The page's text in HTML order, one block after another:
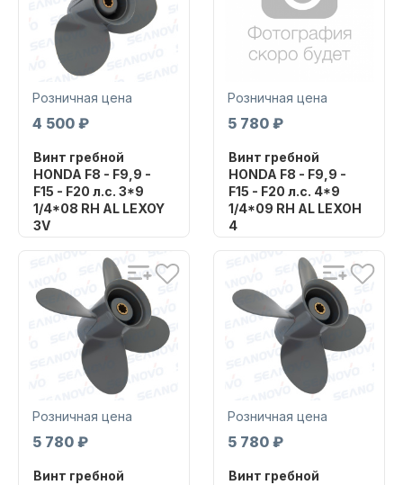
Автохолодильник KYODA
Дистанционное управление
Уникальный
номер
HA-093-10YV
Уникальный
номер
HA-093-09YV
Розничная цена
4 500 ₽
Винт гребной
HONDA F8 - F9,9 -
F15 - F20 л.с. 3*9
1/4*08 RH AL LEXOY
3V
SHARK MARINE
Артикул
H-15A093-08YVSM
Уникальный
HA-093-08YV
Розничная цена
5 780 ₽
Винт гребной
HONDA F8 - F9,9 -
F15 - F20 л.с. 4*9
1/4*09 RH AL LEXOH
4
SHARK MARINE
Артикул
H-15A093F09OHSM
Уникальный
HA-093F09OH
Розничная цена
5 780 ₽
Винт гребной
Розничная цена
5 780 ₽
Винт гребной